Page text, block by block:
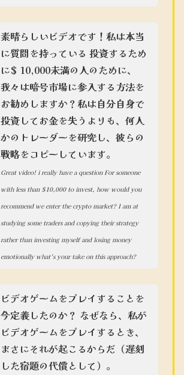
素晴らしいビデオです！私は本当
に質問を持っている 投資するため
に$ 10,000未満の人のために、
我々は暗号市場に参入する方法を
お勧めしますか？私は自分自身で
投資してお金を失うよりも、何人
かのトレーダーを研究し、彼らの
戦略をコピーしています。
Great video! i really have a question For someone
with less than $10,000 to invest, how would you
recommend we enter the crypto market? I am at
studying some traders and copying their strategy
rather than investing myself and losing money
emotionally what’s your take on this approach?
ビデオゲームをプレイすることを
今定義したのか？ なぜなら、私が
ビデオゲームをプレイするとき、
まさにそれが起こるからだ（遅刻
した宿題の代償として）。